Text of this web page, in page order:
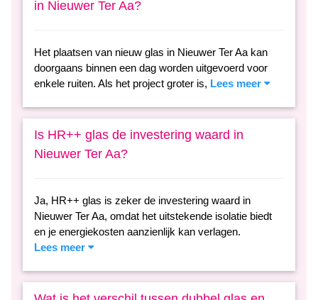
in Nieuwer Ter Aa?
Het plaatsen van nieuw glas in Nieuwer Ter Aa kan
doorgaans binnen een dag worden uitgevoerd voor
enkele ruiten. Als het project groter is, Lees meer
Is HR++ glas de investering waard in
Nieuwer Ter Aa?
Ja, HR++ glas is zeker de investering waard in
Nieuwer Ter Aa, omdat het uitstekende isolatie biedt
en je energiekosten aanzienlijk kan verlagen.
Lees meer